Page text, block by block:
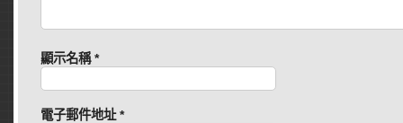
顯示名稱*
電子郵件地址*